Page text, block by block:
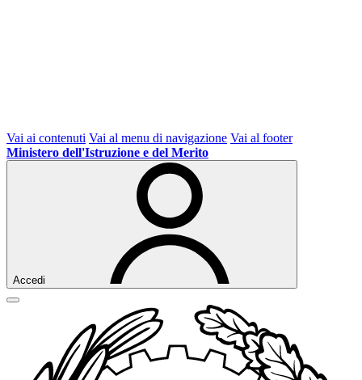
Vai ai contenuti Vai al menu di navigazione Vai al footer
Ministero dell'Istruzione e del Merito
Accedi